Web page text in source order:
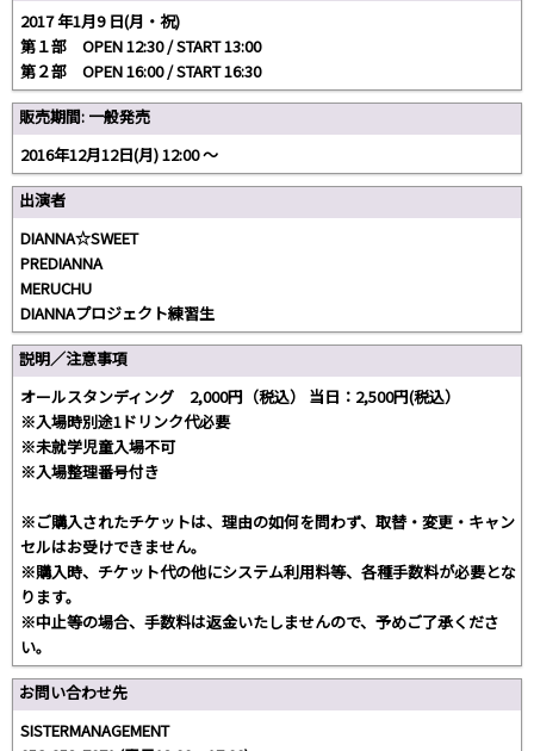
2017 年1月9 日(月・祝)
第１部 OPEN 12:30 / START 13:00
第２部 OPEN 16:00 / START 16:30
販売期間: 一般発売
2016年12月12日(月) 12:00 ～
出演者
DIANNA☆SWEET
PREDIANNA
MERUCHU
DIANNAプロジェクト練習生
説明／注意事項
オールスタンディング 2,000円（税込） 当日：2,500円(税込）
※入場時別途1ドリンク代必要
※未就学児童入場不可
※入場整理番号付き
※ご購入されたチケットは、理由の如何を問わず、取替・変更・キャン
セルはお受けできません。
※購入時、チケット代の他にシステム利用料等、各種手数料が必要とな
ります。
※中止等の場合、手数料は返金いたしませんので、予めご了承くださ
い。
お問い合わせ先
SISTERMANAGEMENT